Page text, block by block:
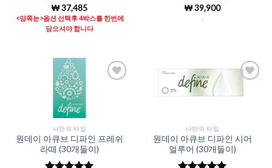
5 중에서
4.98로 평
가됨
₩37,485
<양쪽눈>옵션 선택후 4박스를 한번에
담으셔야 합니다
5 중에서
로 평
₩39,900
나만의 타입
원데이 아큐브 디파인 프레쉬
라떼 (30개들이)
Wishlist
나만의 타입
원데이 아큐브 디파인 시어
얼루어 (30개들이)